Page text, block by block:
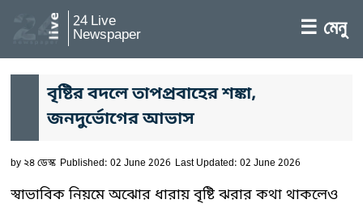
24 Live
Newspaper ☰ মেনু
বৃষ্টির বদলে তাপপ্রবাহের শঙ্কা,
জনদুর্ভোগের আভাস
by২৪ ডেস্ক Published: 02 June 2026 Last Updated: 02 June 2026
স্বাভাবিক নিয়মে অঝোর ধারায় বৃষ্টি ঝরার কথা থাকলেও